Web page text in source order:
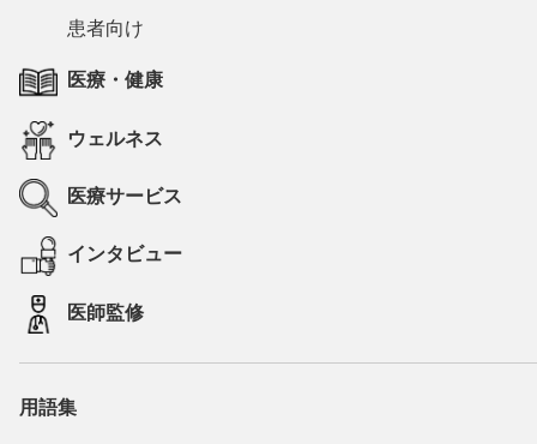
患者向け
医療・健康
ウェルネス
医療サービス
インタビュー
医師監修
用語集